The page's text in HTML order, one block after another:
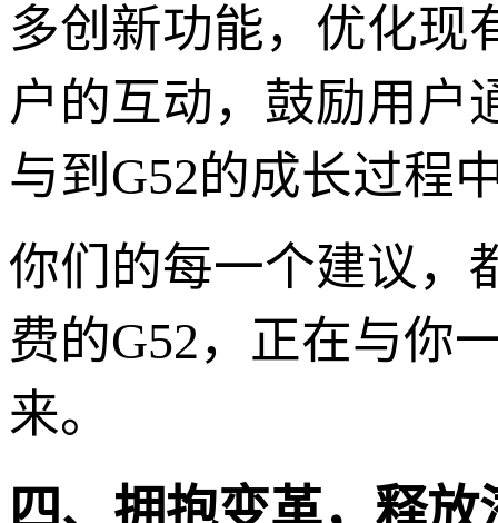
多创新功能，优化现
户的互动，鼓励用户
与到G52的成长过程
你们的每一个建议，
费的G52，正在与你
来。
四、拥抱变革，释